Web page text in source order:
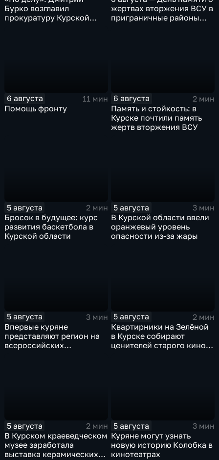
Бурко возглавил
прокуратуру Курской
жертвах вторжения ВСУ в
приграничные районы
6 августа
11 мин
Помощь фронту
6 августа
2 мин
Память и стойкость: в
Курске почтили память
жертв вторжения ВСУ
5 августа
2 мин
Бросок в будущее: курс
развития баскетбола в
Курской области
5 августа
3 мин
В Курской области ввели
оранжевый уровень
опасности из-за жары
5 августа
3 мин
Впервые куряне
представляют регион на
всероссийских
5 августа
2 мин
Квартирники на Зелёной
в Курске собирают
ценителей старого кино
5 августа
2 мин
В Курском краеведческом
музее заработала
выставка керамических
5 августа
3 мин
Куряне могут узнать
новую историю Колобка в
кинотеатрах